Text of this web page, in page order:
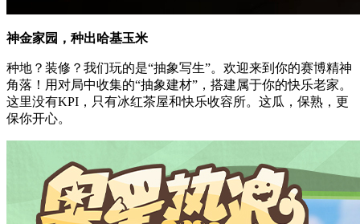
神金家园，种出哈基玉米
种地？装修？我们玩的是“抽象写生”。欢迎来到你的赛博精神
角落！用对局中收集的“抽象建材”，搭建属于你的快乐老家。
这里没有KPI，只有冰红茶屋和快乐收容所。这瓜，保熟，更
保你开心。